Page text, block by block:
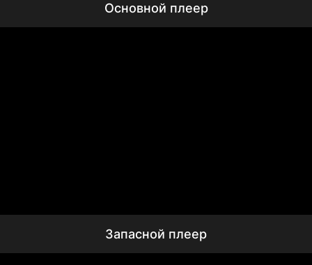
Основной плеер
Запасной плеер